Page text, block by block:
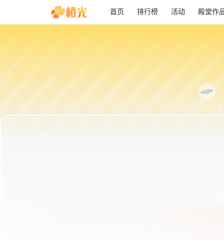
首页 排行榜 活动 殿堂作